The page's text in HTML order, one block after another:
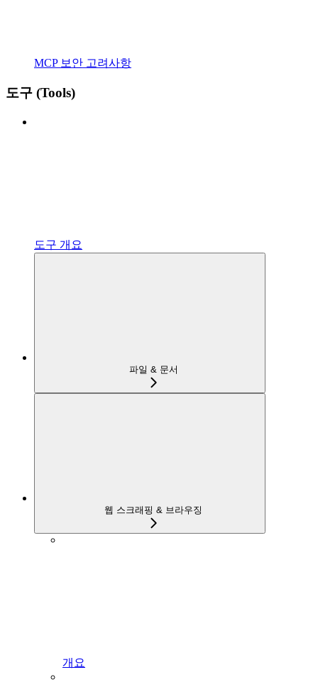
MCP 보안 고려사항
도구 (Tools)
도구 개요
파일 & 문서
웹 스크래핑 & 브라우징
개요